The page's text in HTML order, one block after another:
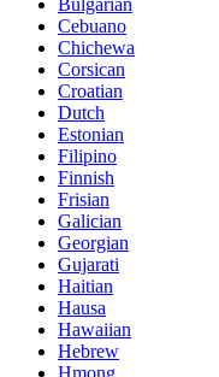
Cebuano
Chichewa
Corsican
Croatian
Dutch
Estonian
Filipino
Finnish
Frisian
Galician
Georgian
Gujarati
Haitian
Hausa
Hawaiian
Hebrew
Hmong